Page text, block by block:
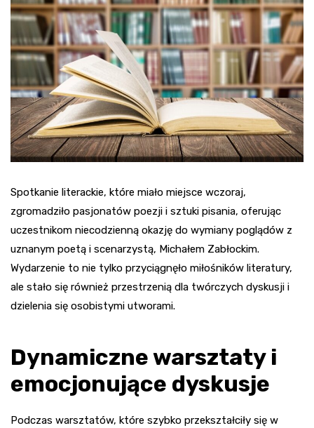
Spotkanie literackie, które miało miejsce wczoraj,
zgromadziło pasjonatów poezji i sztuki pisania, oferując
uczestnikom niecodzienną okazję do wymiany poglądów z
uznanym poetą i scenarzystą, Michałem Zabłockim.
Wydarzenie to nie tylko przyciągnęło miłośników literatury,
ale stało się również przestrzenią dla twórczych dyskusji i
dzielenia się osobistymi utworami.
Dynamiczne warsztaty i
emocjonujące dyskusje
Podczas warsztatów, które szybko przekształciły się w